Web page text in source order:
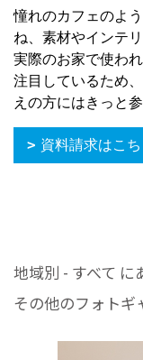
憧れのカフェのよ
ね、素材やインテ
実際のお家で使わ
注目しているため
えの方にはきっと
資料請求はこち
地域別 - すべて に
その他のフォトギ